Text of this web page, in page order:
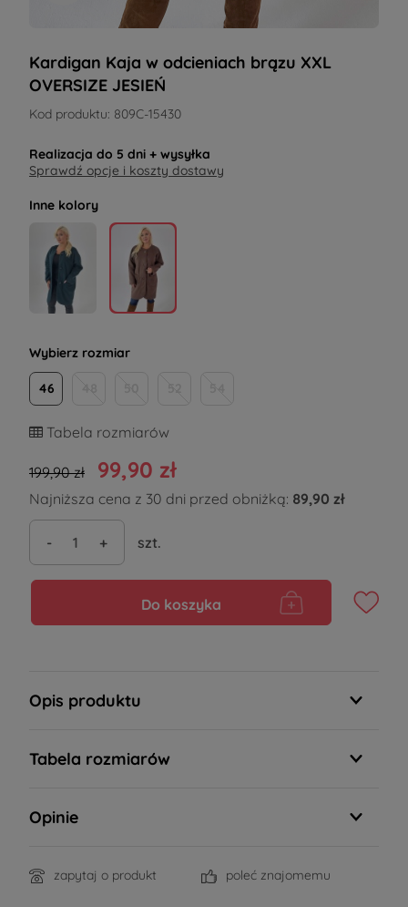
Kardigan Kaja w odcieniach brązu XXL
OVERSIZE JESIEŃ
Kod produktu: 809C-15430
Realizacja do 5 dni + wysyłka
Sprawdź opcje i koszty dostawy
Inne kolory
Wybierz rozmiar
46
Tabela rozmiarów
199,90 zł 99,90 zł
Najniższa cena z 30 dni przed obniżką: 89,90 zł
- + szt.
Do koszyka
Opis produktu
Tabela rozmiarów
Opinie
zapytaj o produkt poleć znajomemu